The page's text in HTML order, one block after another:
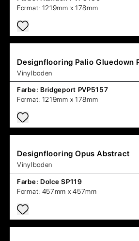
Format: 1219mm x 178mm
Designflooring Palio Gluedown
Vinylboden
Farbe: Bridgeport PVP5157
Format: 1219mm x 178mm
Designflooring Opus Abstract
Vinylboden
Farbe: Dolce SP119
Format: 457mm x 457mm